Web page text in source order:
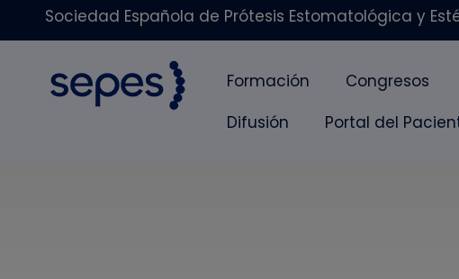
Sociedad Española de Prótesis Estomatológica y
Formación Congresos
Difusión
Portal del